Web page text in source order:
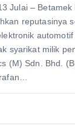
Julai – Betamek
reputasinya
automotif
syarikat milik
(M) Sdn. Bhd.